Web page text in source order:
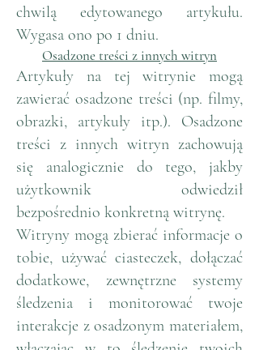
chwilą edytowanego artykułu.
Wygasa ono po 1 dniu.
Osadzone treści z innych witryn
Artykuły na tej witrynie mogą
zawierać osadzone treści (np. filmy,
obrazki, artykuły itp.). Osadzone
treści z innych witryn zachowują
się analogicznie do tego, jakby
użytkownik odwiedził
bezpośrednio konkretną witrynę.
Witryny mogą zbierać informacje o
tobie, używać ciasteczek, dołączać
dodatkowe, zewnętrzne systemy
śledzenia i monitorować twoje
interakcje z osadzonym materiałem,